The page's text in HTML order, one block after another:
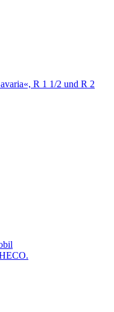
R 1 1/2 und R 2